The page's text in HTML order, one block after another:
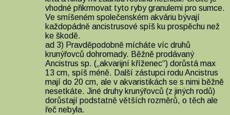
vhodné přikrmovat tyto ryby granulemi pro sumce.
Ve smíšeném společenském akváriu bývají
každopádně ancistrusové spíš ku prospěchu než
ke škodě.
ad 3) Pravděpodobně mícháte víc druhů
krunýřovců dohromady. Běžně prodávaný
Ancistrus sp. („akvarijní kříženec“) dorůstá max
13 cm, spíš méně. Další zástupci rodu Ancistrus
mají do 20 cm, ale v akvaristikách se s nimi běžně
nesetkáte. Jiné druhy krunýřovců (z jiných rodů)
dorůstají podstatně větších rozměrů, o těch ale
řeč nebyla.